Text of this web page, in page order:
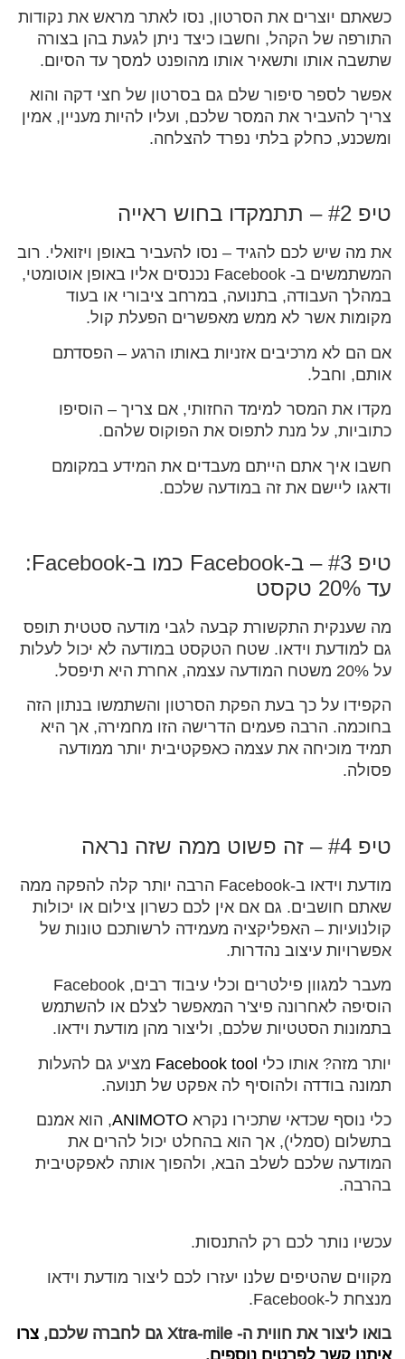
כשאתם יוצרים את הסרטון, נסו לאתר מראש את נקודות
התורפה של הקהל, וחשבו כיצד ניתן לגעת בהן בצורה
שתשבה אותו ותשאיר אותו מהופנט למסך עד הסיום.
אפשר לספר סיפור שלם גם בסרטון של חצי דקה והוא
צריך להעביר את המסר שלכם, ועליו להיות מעניין, אמין
ומשכנע, כחלק בלתי נפרד להצלחה.
טיפ #2 – תתמקדו בחוש ראייה
את מה שיש לכם להגיד – נסו להעביר באופן ויזואלי. רוב
המשתמשים ב- Facebook נכנסים אליו באופן אוטומטי,
במהלך העבודה, בתנועה, במרחב ציבורי או בעוד
מקומות אשר לא ממש מאפשרים הפעלת קול.
אם הם לא מרכיבים אזניות באותו הרגע – הפסדתם
אותם, וחבל.
מקדו את המסר למימד החזותי, אם צריך – הוסיפו
כתוביות, על מנת לתפוס את הפוקוס שלהם.
חשבו איך אתם הייתם מעבדים את המידע במקומם
ודאגו ליישם את זה במודעה שלכם.
טיפ #3 – ב-Facebook כמו ב-Facebook:
עד 20% טקסט
מה שענקית התקשורת קבעה לגבי מודעה סטטית תופס
גם למודעת וידאו. שטח הטקסט במודעה לא יכול לעלות
על 20% משטח המודעה עצמה, אחרת היא תיפסל.
הקפידו על כך בעת הפקת הסרטון והשתמשו בנתון הזה
בחוכמה. הרבה פעמים הדרישה הזו מחמירה, אך היא
תמיד מוכיחה את עצמה כאפקטיבית יותר ממודעה
פסולה.
טיפ #4 – זה פשוט ממה שזה נראה
מודעת וידאו ב-Facebook הרבה יותר קלה להפקה ממה
שאתם חושבים. גם אם אין לכם כשרון צילום או יכולות
קולנועיות – האפליקציה מעמידה לרשותכם טונות של
אפשרויות עיצוב נהדרות.
מעבר למגוון פילטרים וכלי עיבוד רבים, Facebook
הוסיפה לאחרונה פיצ'ר המאפשר לצלם או להשתמש
בתמונות הסטטיות שלכם, וליצור מהן מודעת וידאו.
יותר מזה? אותו כלי
Facebook tool
מציע גם להעלות
תמונה בודדה ולהוסיף לה אפקט של תנועה.
כלי נוסף שכדאי שתכירו נקרא ANIMOTO, הוא אמנם
בתשלום (סמלי), אך הוא בהחלט יכול להרים את
המודעה שלכם לשלב הבא, ולהפוך אותה לאפקטיבית
בהרבה.
עכשיו נותר לכם רק להתנסות.
מקווים שהטיפים שלנו יעזרו לכם ליצור מודעת וידאו
מנצחת ל-Facebook.
בואו ליצור את חווית ה- Xtra-mile גם לחברה שלכם,
צרו
איתנו קשר לפרטים נוספים.